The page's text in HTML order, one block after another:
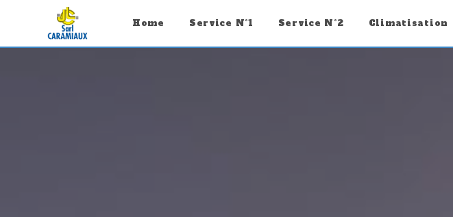
Panneau de gestion des cookies
Home Service N°1 Service N°2 Climatisation